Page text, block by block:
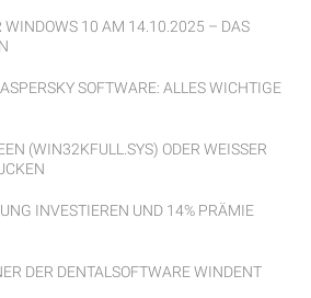
WINDOWS 10 AM 14.10.2025 – DAS
SOFTWARE: ALLES WICHTIGE
(WIN32KFULL.SYS) ODER WEISSER S
INVESTIEREN UND 14% PRÄMIE
DER DENTALSOFTWARE WINDENT